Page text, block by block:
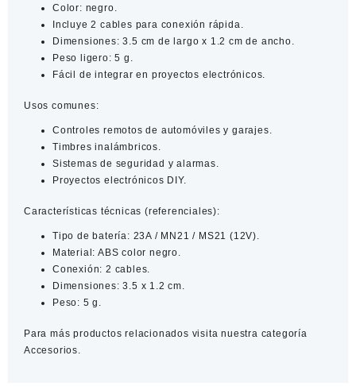
Color: negro.
Incluye 2 cables para conexión rápida.
Dimensiones: 3.5 cm de largo x 1.2 cm de ancho.
Peso ligero: 5 g.
Fácil de integrar en proyectos electrónicos.
Usos comunes:
Controles remotos de automóviles y garajes.
Timbres inalámbricos.
Sistemas de seguridad y alarmas.
Proyectos electrónicos DIY.
Características técnicas (referenciales):
Tipo de batería: 23A / MN21 / MS21 (12V).
Material: ABS color negro.
Conexión: 2 cables.
Dimensiones: 3.5 x 1.2 cm.
Peso: 5 g.
Para más productos relacionados visita nuestra categoría
Accesorios